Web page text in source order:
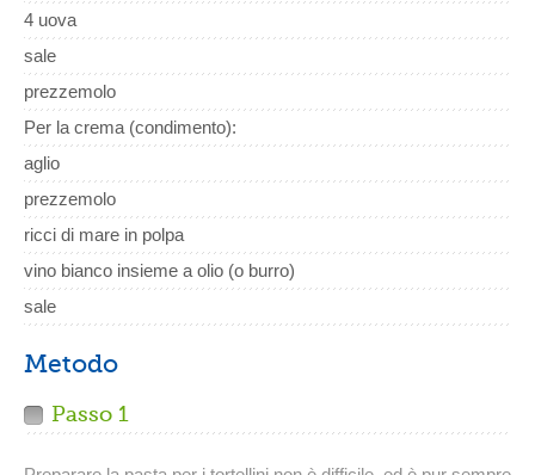
4 uova
sale
prezzemolo
Per la crema (condimento):
aglio
prezzemolo
ricci di mare in polpa
vino bianco insieme a olio (o burro)
sale
Metodo
Passo 1